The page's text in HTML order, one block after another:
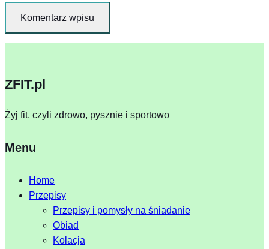
ZFIT.pl
Żyj fit, czyli zdrowo, pysznie i sportowo
Menu
Home
Przepisy
Przepisy i pomysły na śniadanie
Obiad
Kolacja